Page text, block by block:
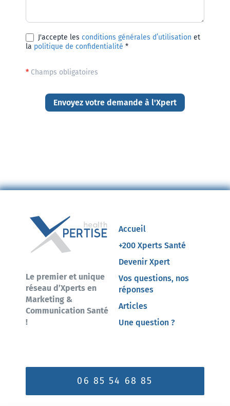
J'accepte les conditions générales d’utilisation et
la politique de confidentialité *
*Champs obligatoires
Envoyez votre demande à l'Xpert
Le premier et unique
réseau d’Xperts en
Marketing &
Communication Santé
!
Accueil
+200 Xperts Santé
Devenir Xpert
Vos questions, nos
réponses
Articles
Une question ?
06 85 54 68 85